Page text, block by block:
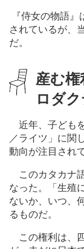
『侍女の物語』
されているが、
だ。
産む権
ロダ
近年、子ども
／ライツ」に関
動向が注目され
このカタカナ
なった。「生殖
ないか、いつ、
るものだ。
この権利は、